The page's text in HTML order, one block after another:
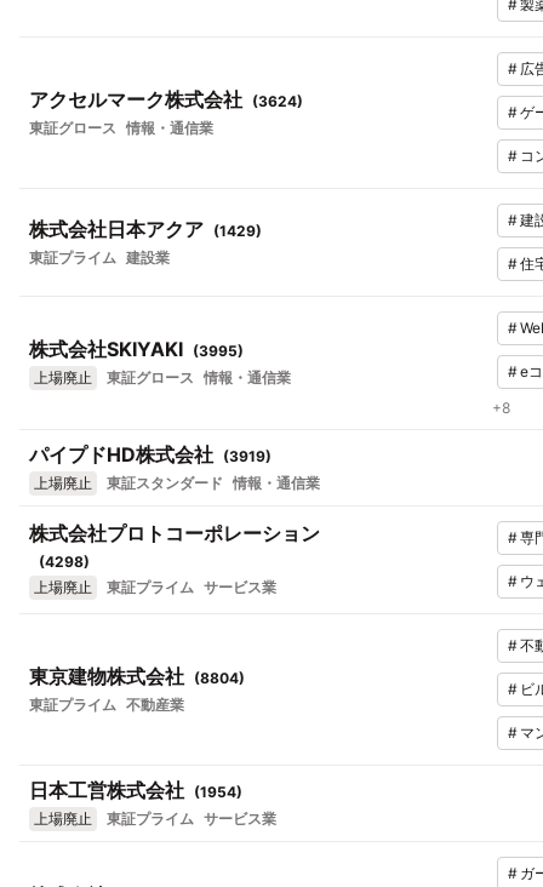
#製
アクセルマーク株式会社 (3624)
東証グロース 情報・通信業
# 広
#ゲ
# コ
株式会社日本アクア (1429)
東証プライム 建設業
#建
#住
株式会社SKIYAKI (3995)
上場廃止
東証グロース 情報・通信業
#
#e
+8
パイプドHD株式会社 (3919)
上場廃止
東証スタンダード 情報・通信業
株式会社プロトコーポレーション
(4298)
上場廃止
東証プライム サービス業
#専
# ウ
東京建物株式会社 (8804)
東証プライム 不動産業
#不
# ビ
# マ
日本工営株式会社 (1954)
上場廃止
東証プライム サービス業
# ガ